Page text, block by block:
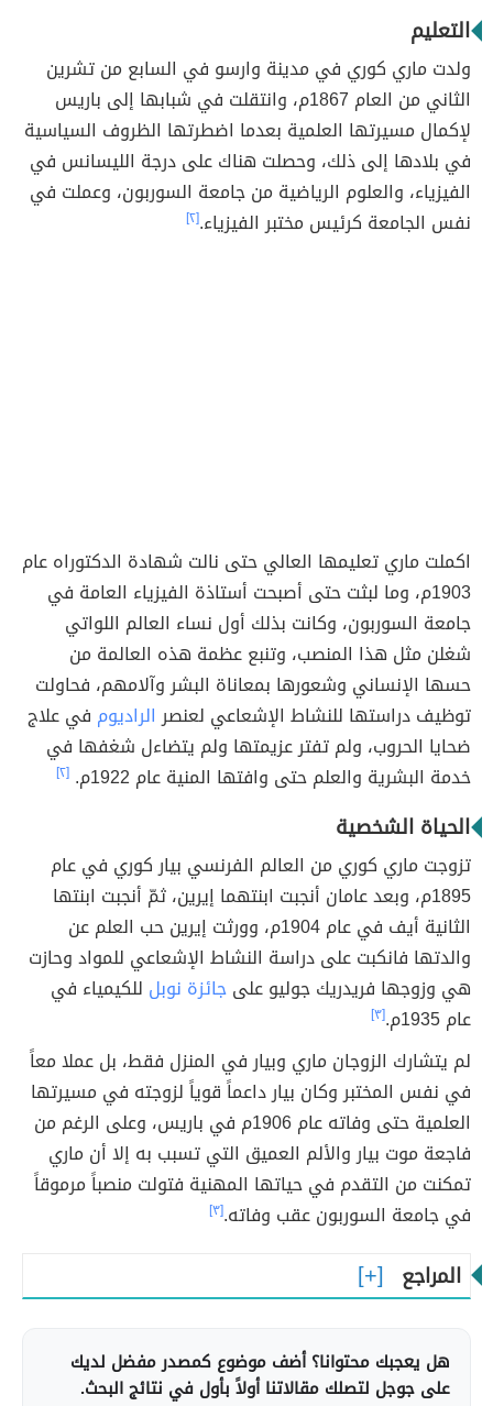
التعليم
ولدت ماري كوري في مدينة وارسو في السابع من تشرين
الثاني من العام 1867م، وانتقلت في شبابها إلى باريس
لإكمال مسيرتها العلمية بعدما اضطرتها الظروف السياسية
في بلادها إلى ذلك، وحصلت هناك على درجة الليسانس في
الفيزياء، والعلوم الرياضية من جامعة السوربون، وعملت في
نفس الجامعة كرئيس مختبر الفيزياء.[٢]
اكملت ماري تعليمها العالي حتى نالت شهادة الدكتوراه عام
1903م، وما لبثت حتى أصبحت أستاذة الفيزياء العامة في
جامعة السوربون، وكانت بذلك أول نساء العالم اللواتي
شغلن مثل هذا المنصب، وتنبع عظمة هذه العالمة من
حسها الإنساني وشعورها بمعاناة البشر وآلامهم، فحاولت
توظيف دراستها للنشاط الإشعاعي لعنصرالراديوم في علاج
ضحايا الحروب، ولم تفتر عزيمتها ولم يتضاءل شغفها في
خدمة البشرية والعلم حتى وافتها المنية عام 1922م.
[٢]
الحياة الشخصية
تزوجت ماري كوري من العالم الفرنسي بيار كوري في عام
1895م، وبعد عامان أنجبت ابنتهما إيرين، ثمّ أنجبت ابنتها
الثانية أيف في عام 1904م، وورثت إيرين حب العلم عن
والدتها فانكبت على دراسة النشاط الإشعاعي للمواد وحازت
هي وزوجها فريدريك جوليو علىجائزة نوبل للكيمياء في
عام 1935م.
[٣]
لم يتشارك الزوجان ماري وبيار في المنزل فقط، بل عملا معاً
في نفس المختبر وكان بيار داعماً قوياً لزوجته في مسيرتها
العلمية حتى وفاته عام 1906م في باريس، وعلى الرغم من
فاجعة موت بيار والألم العميق التي تسبب به إلا أن ماري
تمكنت من التقدم في حياتها المهنية فتولت منصباً مرموقاً
في جامعة السوربون عقب وفاته.[٣]
المراجع
هل يعجبك محتوانا؟ أضف موضوع كمصدر مفضل لديك
على جوجل لتصلك مقالاتنا أولاً بأول في نتائج البحث.